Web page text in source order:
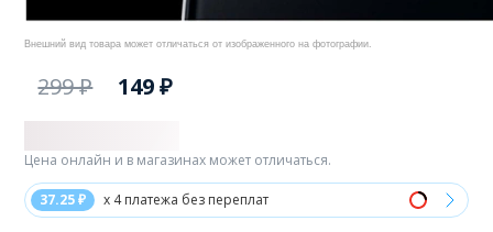
Внешний вид товара может отличаться от изображенного на фотографии.
299 ₽ 149 ₽
37.25 ₽ x 4 платежа без переплат
Цена онлайн и в магазинах может отличаться.